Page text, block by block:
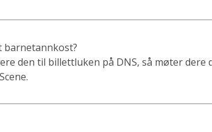
barnetannkost?
den til billettluken på DNS, så møter dere